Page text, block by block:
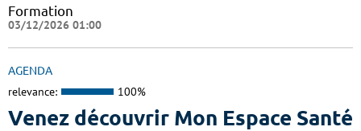
Formation
03/12/2026 01:00
AGENDA
relevance: 100%
Venez découvrir Mon Espace Santé